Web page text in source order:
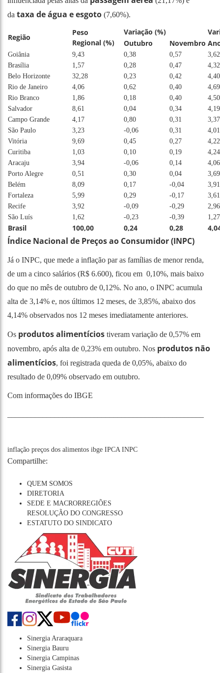
da taxa de água e esgoto (7,60%).
Região
Peso
Regional (%)
Variação (%)
Outubro
Novembro
Goiânia 9,43 0,38 0,57
3,62
Brasília
1,57 0,28 0,47
4,32
Belo Horizonte
32,28 0,23 0,42
4,40
Rio de Janeiro
4,06 0,62 0,40
4,69
Rio Branco
1,86 0,18 0,40
4,50
Salvador
8,61 0,04 0,34
4,19
Campo Grande
4,17 0,80 0,31
3,37
São Paulo
3,23 -0,06 0,31
4,01
Vitória
9,69 0,45 0,27
4,22
Curitiba
1,03 0,10 0,19
4,24
Aracaju
3,94 -0,06 0,14
4,06
Porto Alegre
0,51 0,30 0,04
3,69
Belém
8,09 0,17 -0,04
3,91
Fortaleza
5,99 0,29 -0,17
3,61
Recife
3,92 -0,09 -0,29
2,96
São Luís
1,62 -0,23 -0,39 1,27
Brasil 100,00 0,24 0,28
Índice Nacional de Preços ao Consumidor (INPC)
Já o INPC, que mede a inflação par as famílias de menor renda,
de um a cinco salários (R$ 6.600), ficou em 0,10%, mais baixo
do que no mês de outubro de 0,12%. No ano, o INPC acumula
alta de 3,14% e, nos últimos 12 meses, de 3,85%, abaixo dos
4,14% observados nos 12 meses imediatamente anteriores.
Os produtos alimentícios tiveram variação de 0,57% em
novembro, após alta de 0,23% em outubro. Nos produtos não
alimentícios, foi registrada queda de 0,05%, abaixo do
resultado de 0,09% observado em outubro.
Com informações do IBGE
inflação preços dos alimentos ibge IPCA INPC
Compartilhe:
QUEM SOMOS
DIRETORIA
SEDE E MACRORREGIÕES
RESOLUÇÃO DO CONGRESSO
ESTATUTO DO SINDICATO
Sinergia Araraquara
Sinergia Bauru
Sinergia Campinas
Sinergia Gasista